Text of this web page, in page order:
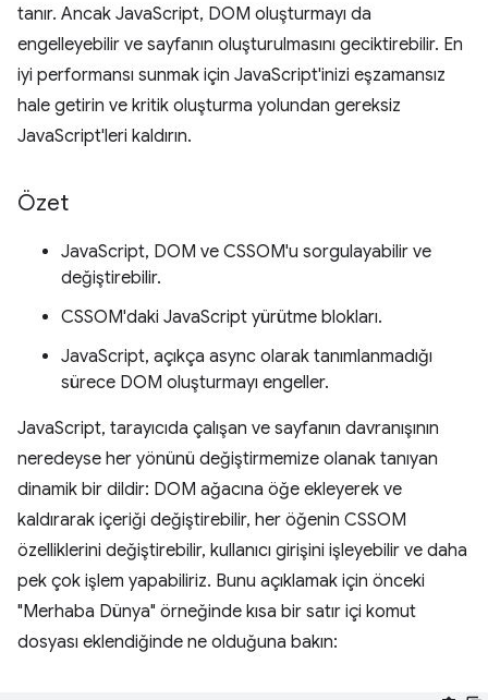
tanır. Ancak JavaScript, DOM oluşturmayı da
engelleyebilir ve sayfanın oluşturulmasını geciktirebilir. En
iyi performansı sunmak için JavaScript'inizi eşzamansız
hale getirin ve kritik oluşturma yolundan gereksiz
JavaScript'leri kaldırın.
Özet
JavaScript, DOM ve CSSOM'u sorgulayabilir ve
değiştirebilir.
CSSOM'daki JavaScript yürütme blokları.
JavaScript, açıkça async olarak tanımlanmadığı
sürece DOM oluşturmayı engeller.
JavaScript, tarayıcıda çalışan ve sayfanın davranışının
neredeyse her yönünü değiştirmemize olanak tanıyan
dinamik bir dildir: DOM ağacına öğe ekleyerek ve
kaldırarak içeriği değiştirebilir, her öğenin CSSOM
özelliklerini değiştirebilir, kullanıcı girişini işleyebilir ve daha
pek çok işlem yapabiliriz. Bunu açıklamak için önceki
"Merhaba Dünya" örneğinde kısa bir satır içi komut
dosyası eklendiğinde ne olduğuna bakın: